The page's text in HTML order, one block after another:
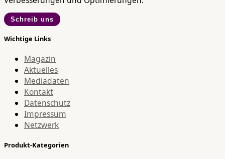
Schreib uns
Wichtige Links
Magazin
Aktuelles
Mediadaten
Kontakt
Datenschutz
Impressum
Netzwerk
Produkt-Kategorien